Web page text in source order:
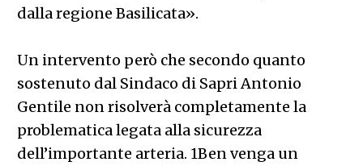
dalla regione Basilicata».
Un intervento però che secondo quanto
sostenuto dal Sindaco di Sapri Antonio
Gentile non risolverà completamente la
problematica legata alla sicurezza
dell’importante arteria. 1Ben venga un